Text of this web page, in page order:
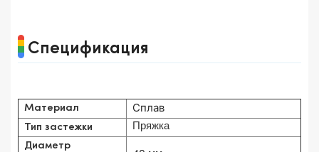
Спецификация
Материал Сплав
Тип застежки Пряжка
Диаметр